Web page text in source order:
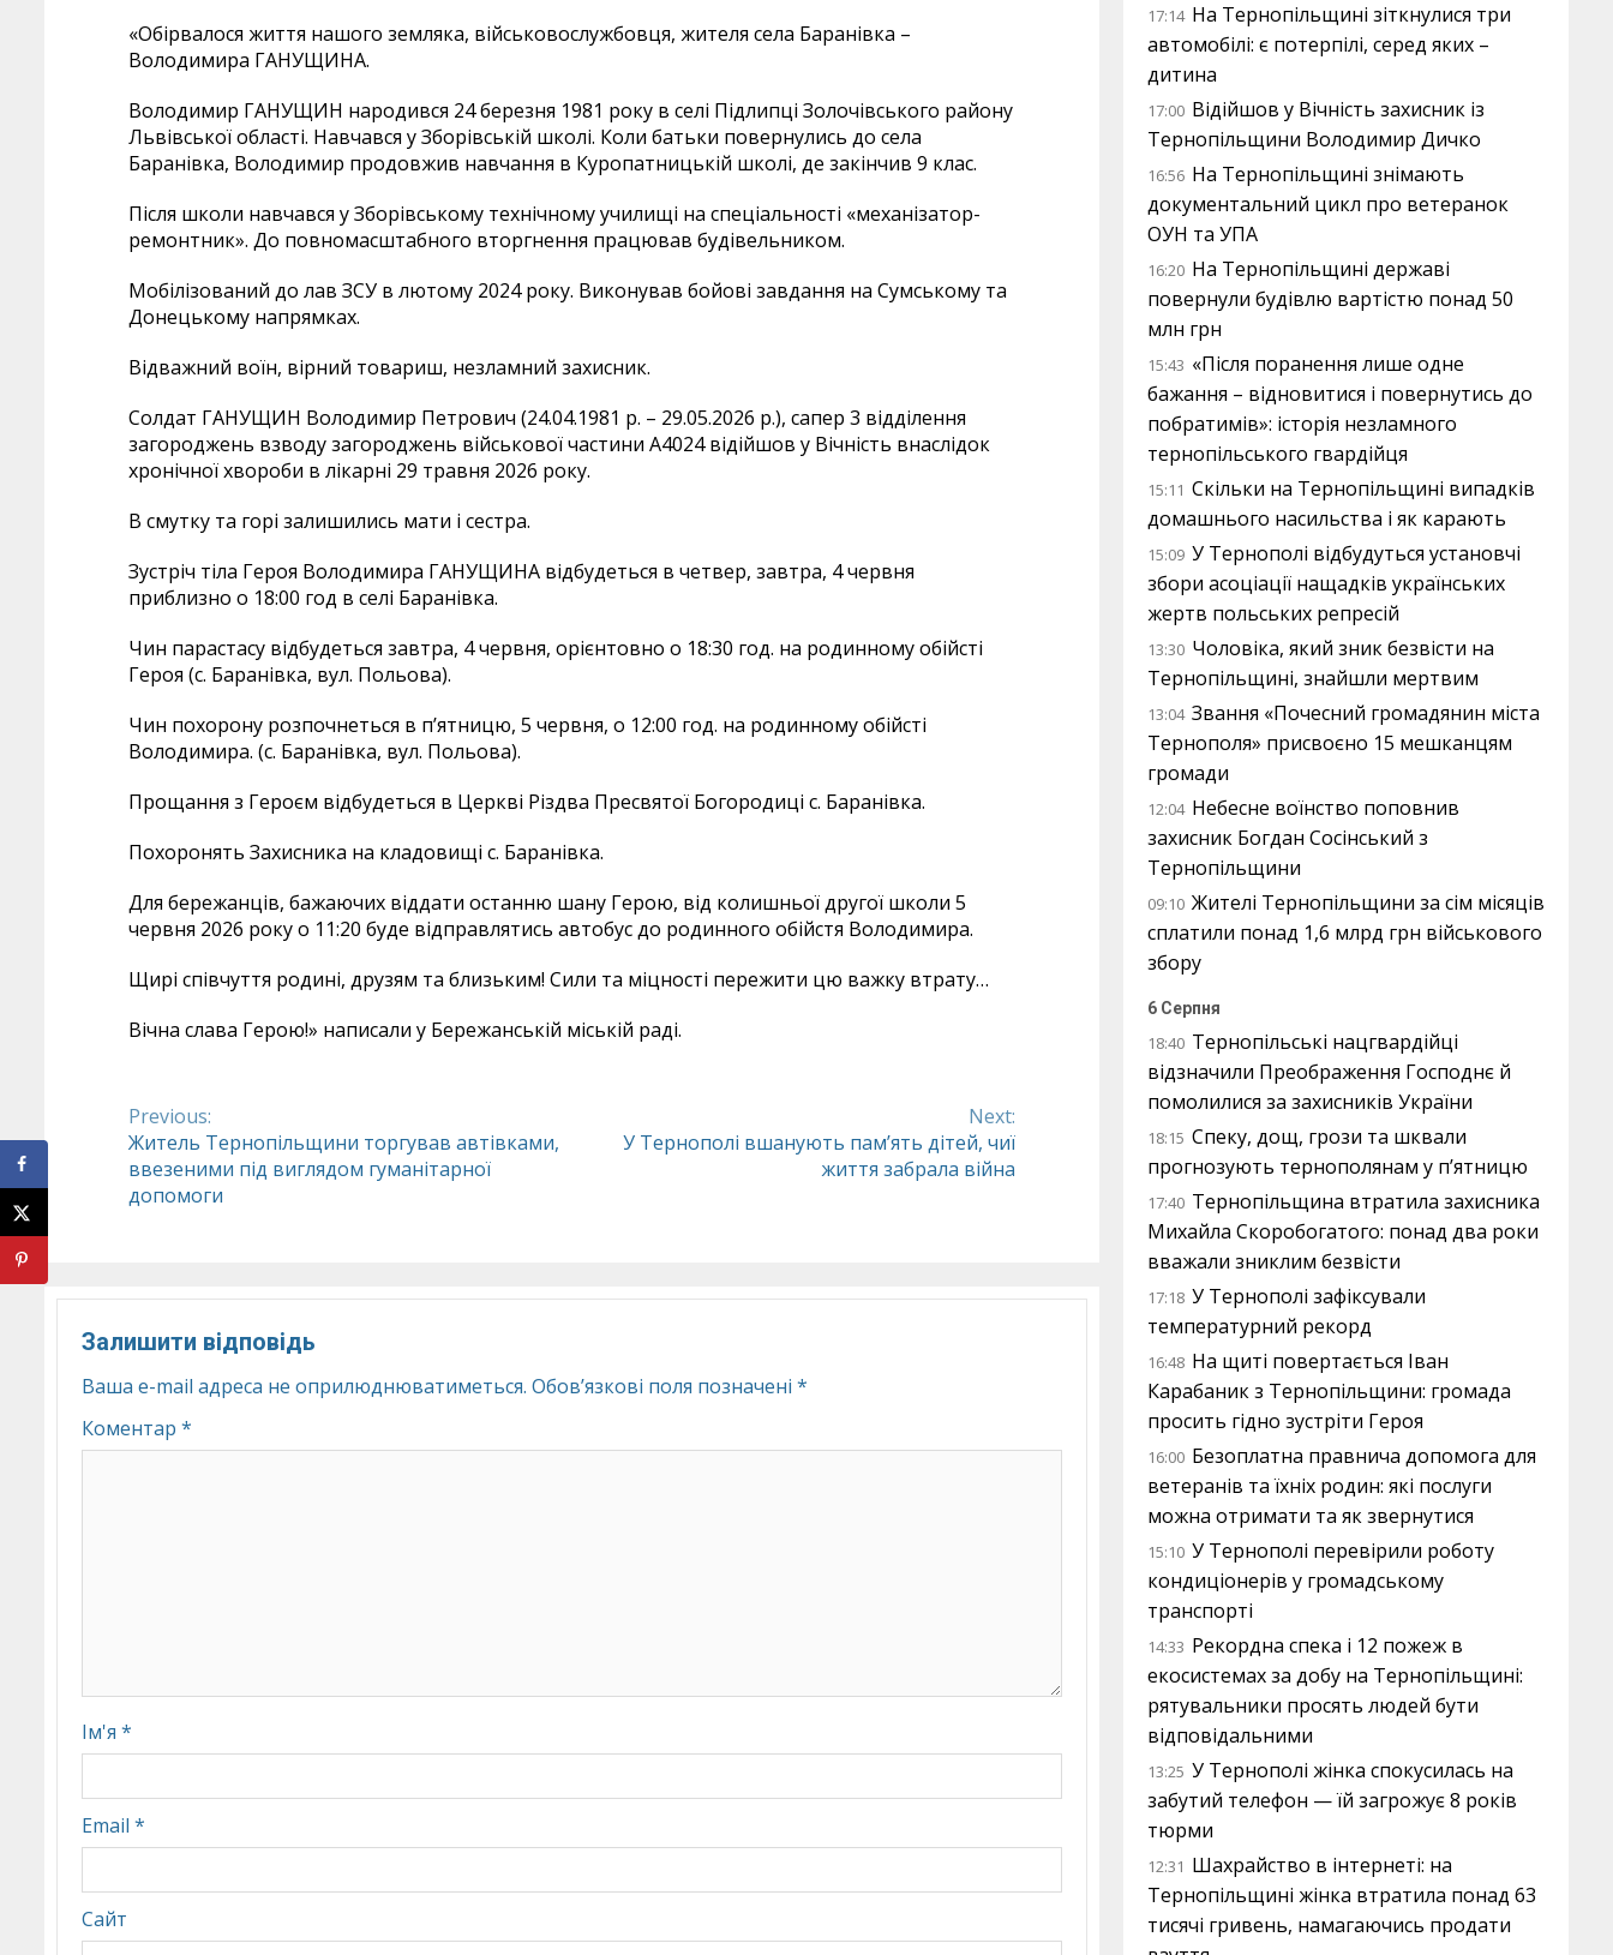
«Обірвалося життя нашого земляка, військовослужбовця, жителя села Баранівка –
Володимира ГАНУЩИНА.
Володимир ГАНУЩИН народився 24 березня 1981 року в селі Підлипці Золочівського району
Львівської області. Навчався у Зборівській школі. Коли батьки повернулись до села
Баранівка, Володимир продовжив навчання в Куропатницькій школі, де закінчив 9 клас.
Після школи навчався у Зборівському технічному училищі на спеціальності «механізатор-
ремонтник». До повномасштабного вторгнення працював будівельником.
Мобілізований до лав ЗСУ в лютому 2024 року. Виконував бойові завдання на Сумському та
Донецькому напрямках.
Відважний воїн, вірний товариш, незламний захисник.
Солдат ГАНУЩИН Володимир Петрович (24.04.1981 р. – 29.05.2026 р.), сапер 3 відділення
загороджень взводу загороджень військової частини А4024 відійшов у Вічність внаслідок
хронічної хвороби в лікарні 29 травня 2026 року.
В смутку та горі залишились мати і сестра.
Зустріч тіла Героя Володимира ГАНУЩИНА відбудеться в четвер, завтра, 4 червня
приблизно о 18:00 год в селі Баранівка.
Чин парастасу відбудеться завтра, 4 червня, орієнтовно о 18:30 год. на родинному обійсті
Героя (с. Баранівка, вул. Польова).
Чин похорону розпочнеться в п’ятницю, 5 червня, о 12:00 год. на родинному обійсті
Володимира. (с. Баранівка, вул. Польова).
Прощання з Героєм відбудеться в Церкві Різдва Пресвятої Богородиці с. Баранівка.
Похоронять Захисника на кладовищі с. Баранівка.
Для бережанців, бажаючих віддати останню шану Герою, від колишньої другої школи 5
червня 2026 року о 11:20 буде відправлятись автобус до родинного обійстя Володимира.
Щирі співчуття родині, друзям та близьким! Сили та міцності пережити цю важку втрату…
Вічна слава Герою!» написали у Бережанській міській раді.
Continue
Reading
Previous:
Житель Тернопільщини торгував автівками,
ввезеними під виглядом гуманітарної
допомоги
Next:
У Тернополі вшанують пам’ять дітей, чиї
життя забрала війна
Залишити відповідь
Ваша e-mail адреса не оприлюднюватиметься. Обов’язкові поля позначені *
Коментар *
Ім'я *
Email *
Сайт
17:14 На Тернопільщині зіткнулися три
автомобілі: є потерпілі, серед яких –
дитина
17:00 Відійшов у Вічність захисник із
Тернопільщини Володимир Дичко
16:56 На Тернопільщині знімають
документальний цикл про ветеранок
ОУН та УПА
16:20 На Тернопільщині державі
повернули будівлю вартістю понад 50
млн грн
15:43 «Після поранення лише одне
бажання – відновитися і повернутись до
побратимів»: історія незламного
тернопільського гвардійця
15:11 Скільки на Тернопільщині випадків
домашнього насильства і як карають
15:09 У Тернополі відбудуться установчі
збори асоціації нащадків українських
жертв польських репресій
13:30 Чоловіка, який зник безвісти на
Тернопільщині, знайшли мертвим
13:04 Звання «Почесний громадянин міста
Тернополя» присвоєно 15 мешканцям
громади
12:04 Небесне воїнство поповнив
захисник Богдан Сосінський з
Тернопільщини
09:10 Жителі Тернопільщини за сім місяців
сплатили понад 1,6 млрд грн військового
збору
6 Серпня
18:40 Тернопільські нацгвардійці
відзначили Преображення Господнє й
помолилися за захисників України
18:15 Спеку, дощ, грози та шквали
прогнозують тернополянам у п’ятницю
17:40 Тернопільщина втратила захисника
Михайла Скоробогатого: понад два роки
вважали зниклим безвісти
17:18 У Тернополі зафіксували
температурний рекорд
16:48 На щиті повертається Іван
Карабаник з Тернопільщини: громада
просить гідно зустріти Героя
16:00 Безоплатна правнича допомога для
ветеранів та їхніх родин: які послуги
можна отримати та як звернутися
15:10 У Тернополі перевірили роботу
кондиціонерів у громадському
транспорті
14:33 Рекордна спека і 12 пожеж в
екосистемах за добу на Тернопільщині:
рятувальники просять людей бути
відповідальними
13:25 У Тернополі жінка спокусилась на
забутий телефон — їй загрожує 8 років
тюрми
12:31 Шахрайство в інтернеті: на
Тернопільщині жінка втратила понад 63
тисячі гривень, намагаючись продати